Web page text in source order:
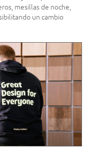
mesillas de noche,
un cambio